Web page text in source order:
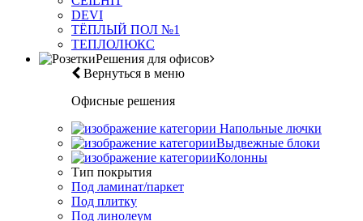
DEVI
ТЁПЛЫЙ ПОЛ №1
ТЕПЛОЛЮКС
Решения для офисов
Вернуться в меню
Офисные решения
Напольные лючки
Выдвежные блоки
Колонны
Тип покрытия
Под ламинат/паркет
Под плитку
Под линолеум